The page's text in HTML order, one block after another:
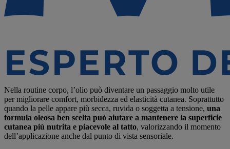
Nella routine corpo, l’olio può diventare un passaggio molto utile
per migliorare comfort, morbidezza ed elasticità cutanea. Soprattutto
quando la pelle appare più secca, ruvida o soggetta a tensione, una
formula oleosa ben scelta può aiutare a mantenere la superficie
cutanea più nutrita e piacevole al tatto, valorizzando il momento
dell’applicazione anche dal punto di vista sensoriale.